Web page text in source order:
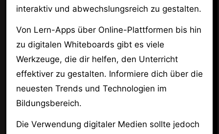
interaktiv und abwechslungsreich zu gestalten.
Von Lern-Apps über Online-Plattformen bis hin
zu digitalen Whiteboards gibt es viele
Werkzeuge, die dir helfen, den Unterricht
effektiver zu gestalten. Informiere dich über die
neuesten Trends und Technologien im
Bildungsbereich.
Die Verwendung digitaler Medien sollte jedoch